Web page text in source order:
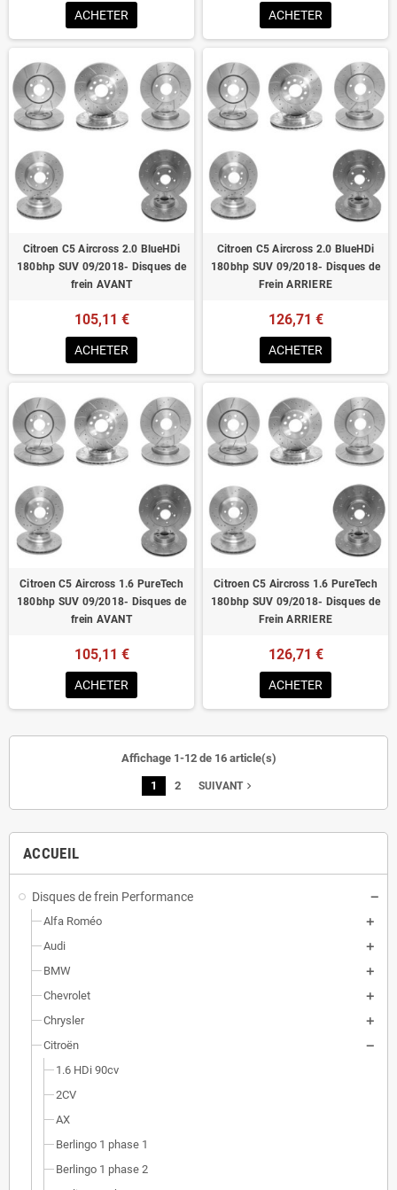
ACCUEIL
Disques de frein Performance
Alfa Roméo
Audi
BMW
Chevrolet
Chrysler
Citroën
1.6 HDi 90cv
2CV
AX
Berlingo 1 phase 1
Berlingo 1 phase 2
ACHETER ACHETER
Citroen C5 Aircross 2.0 BlueHDi
180bhp SUV 09/2018- Disques de
frein AVANT
105,11 €
ACHETER
Citroen C5 Aircross 2.0 BlueHDi
180bhp SUV 09/2018- Disques de
Frein ARRIERE
126,71 €
ACHETER
Citroen C5 Aircross 1.6 PureTech
180bhp SUV 09/2018- Disques de
frein AVANT
105,11 €
ACHETER
Citroen C5 Aircross 1.6 PureTech
180bhp SUV 09/2018- Disques de
Frein ARRIERE
126,71 €
ACHETER
Affichage 1-12 de 16 article(s)
1 2 SUIVANTnavigate_next